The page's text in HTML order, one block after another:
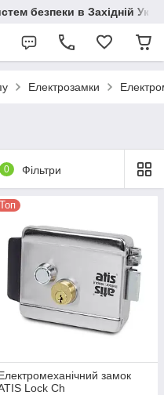
безпеки в Західній
Електрозамки
0 Фільтри
Топ
замок
Lock Ch